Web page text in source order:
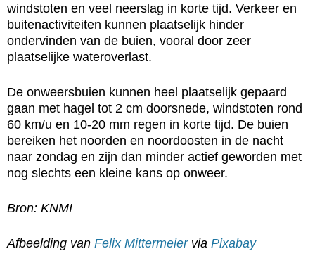
windstoten en veel neerslag in korte tijd. Verkeer en
buitenactiviteiten kunnen plaatselijk hinder
ondervinden van de buien, vooral door zeer
plaatselijke wateroverlast.
De onweersbuien kunnen heel plaatselijk gepaard
gaan met hagel tot 2 cm doorsnede, windstoten rond
60 km/u en 10-20 mm regen in korte tijd. De buien
bereiken het noorden en noordoosten in de nacht
naar zondag en zijn dan minder actief geworden met
nog slechts een kleine kans op onweer.
Bron: KNMI
Afbeelding van Felix Mittermeiervia Pixabay